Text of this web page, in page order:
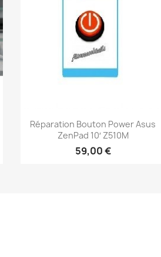
Aperçu rapide
Réparation Bouton Power Asus
ZenPad 10′ Z510M
59,00 €